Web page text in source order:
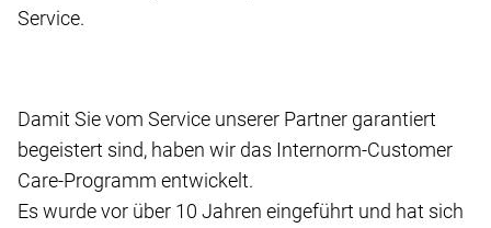
Service.
Damit Sie vom Service unserer Partner garantiert
begeistert sind, haben wir das Internorm-Customer
Care-Programm entwickelt.
Es wurde vor über 10 Jahren eingeführt und hat sich